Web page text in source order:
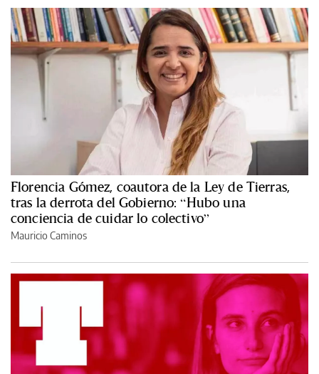
Florencia Gómez, coautora de la Ley de Tierras,
tras la derrota del Gobierno: “Hubo una
conciencia de cuidar lo colectivo”
Mauricio Caminos